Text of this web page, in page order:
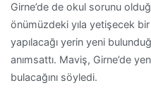
Girne’de de okul sorunu
önümüzdeki yıla yetişecek bir
yapılacağı yerin yeni
anımsattı. Maviş, Girne’de
bulacağını söyledi.